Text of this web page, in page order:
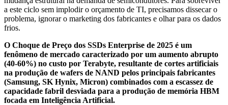
a este ciclo sem implodir o orçamento de TI, precisamos dissecar o
problema, ignorar o marketing dos fabricantes e olhar para os dados
frios.
O Choque de Preço dos SSDs Enterprise de 2025 é um
fenômeno de mercado caracterizado por um aumento abrupto
(40-60%) no custo por Terabyte, resultante de cortes artificiais
na produção de wafers de NAND pelos principais fabricantes
(Samsung, SK Hynix, Micron) combinados com a escassez de
capacidade fabril desviada para a produção de memória HBM
focada em Inteligência Artificial.